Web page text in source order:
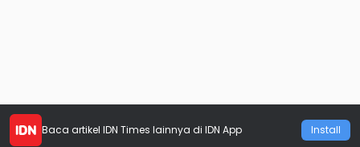
Baca artikel IDN Times lainnya di IDN App Install